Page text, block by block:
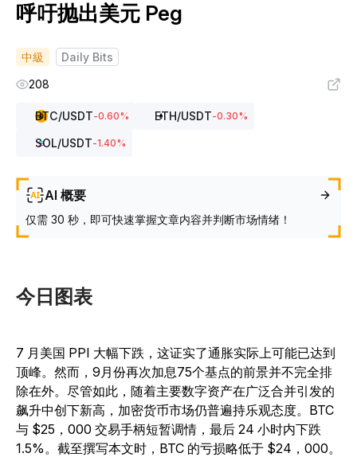
呼吁抛出美元 Peg
中級
Daily Bits
208
BTC/USDT-0.60% ETH/USDT-0.30%
SOL/USDT-1.40%
AI 概要
仅需 30 秒，即可快速掌握文章内容并判断市场情绪！
今日图表
7 月美国 PPI 大幅下跌，这证实了通胀实际上可能已达到
顶峰。然而，9月份再次加息75个基点的前景并不完全排
除在外。尽管如此，随着主要数字资产在广泛合并引发的
飙升中创下新高，加密货币市场仍普遍持乐观态度。BTC
与 $25，000 交易手柄短暂调情，最后 24 小时内下跌
1.5%。截至撰写本文时，BTC 的亏损略低于 $24，000。